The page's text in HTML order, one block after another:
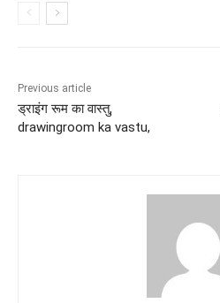
Previous article
ड्राइंग रूम का वास्तु,
drawingroom ka vastu,